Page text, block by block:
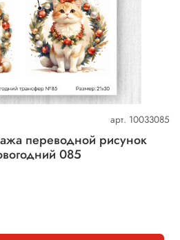
арт. 10033085
переводной рисунок
085